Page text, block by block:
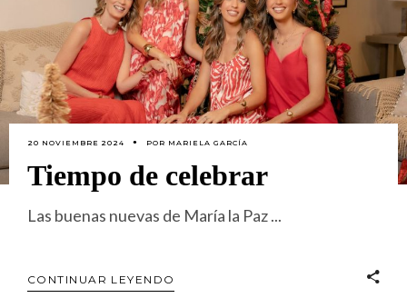
20 NOVIEMBRE 2024 POR MARIELA GARCÍA
Tiempo de celebrar
Las buenas nuevas de María la Paz
CONTINUAR LEYENDO